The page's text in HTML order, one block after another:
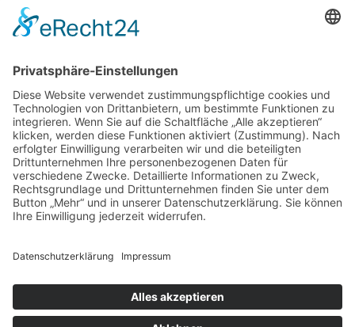
GUTSSCHENKE ÜBERNACHTUNG
PARTYKELLER
SEGWAY
KONTAKT
Cookie-Einstellungen
©2026 Heinrichs Gutsschenke / Wein Event Action |
Hespengrund 11 | 77770 Durbach
0781 41165 (14:00-18:00 Uhr)